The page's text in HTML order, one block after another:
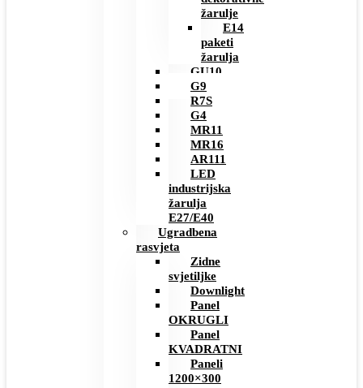
žarulje
E14
paketi
žarulja
GU10
G9
R7S
G4
MR11
MR16
AR111
LED
industrijska
žarulja
E27/E40
Ugradbena
rasvjeta
Zidne
svjetiljke
Downlight
Panel
OKRUGLI
Panel
KVADRATNI
Paneli
1200×300